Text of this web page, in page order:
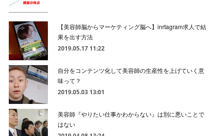
【美容師脳からマーケティング脳へ】inrtagram求人で結
果を出す方法
2019.05.17 11:22
自分をコンテンツ化して美容師の生産性を上げていく意
味って？
2019.05.03 13:01
美容師『やりたい仕事かわからない』は別に悪いことで
はない